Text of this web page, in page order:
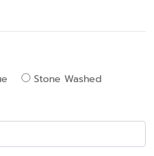
Stone Washed